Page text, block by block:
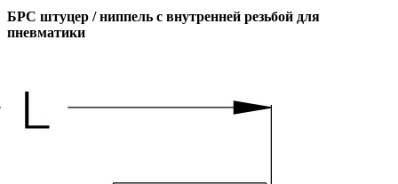
БРС штуцер / ниппель с внутренней резьбой для
пневматики